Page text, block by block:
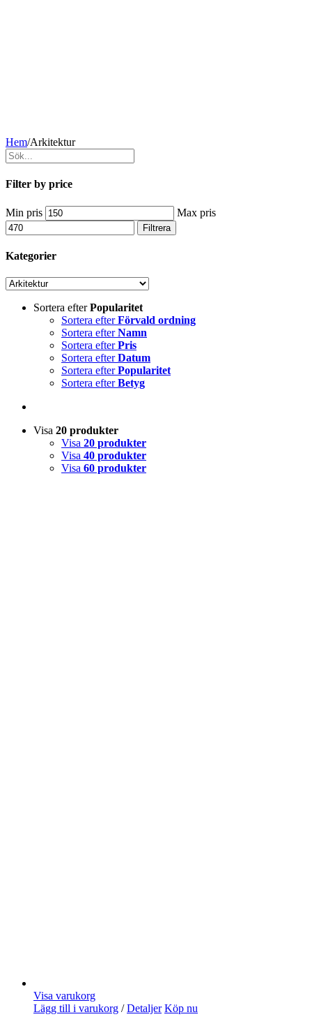
Hem/Arkitektur
Filter by price
Min pris Max pris
Filtrera
Kategorier
Sortera efterPopularitet
Sortera efterFörvald ordning
Sortera efterNamn
Sortera efterPris
Sortera efterDatum
Sortera efterPopularitet
Sortera efterBetyg
Visa 20 produkter
Visa 20 produkter
Visa 40 produkter
Visa 60 produkter
Visa varukorg
Lägg till i varukorg / Detaljer Köp nu